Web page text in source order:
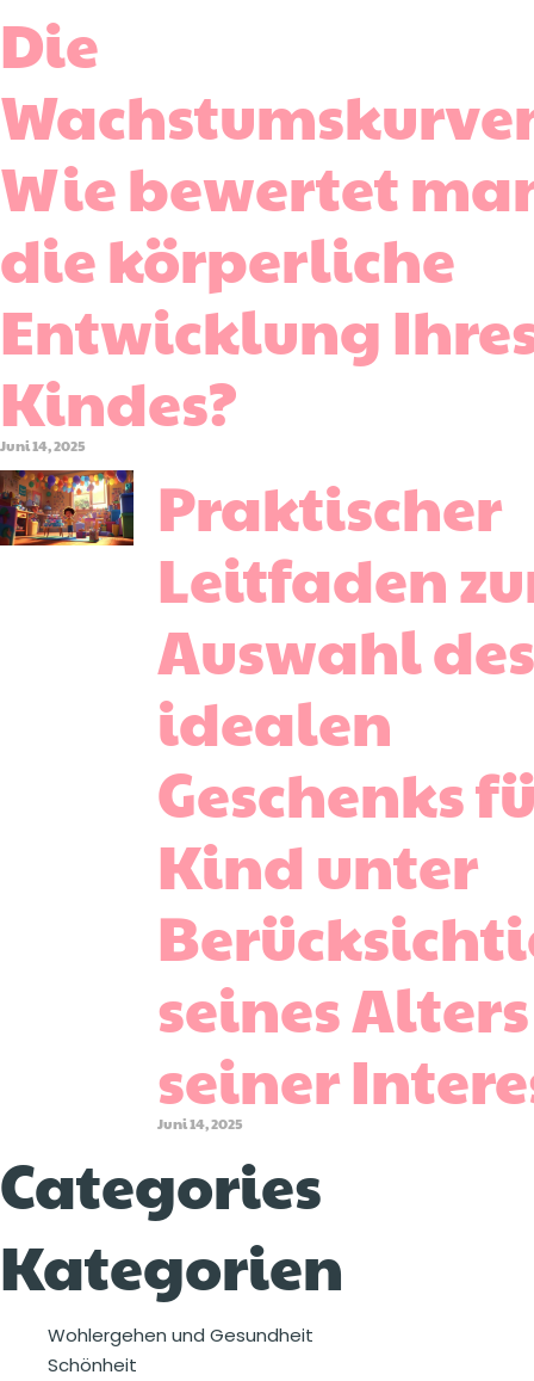
Die
Wie bewertet
die körperliche
Entwicklung
Kindes?
Juni 14, 2025
Praktischer
Leitfaden
Auswahl des
idealen
Geschenks
Kind unter
seines
seiner
Juni 14, 2025
Categories
Kategorien
Wohlergehen und Gesundheit
Schönheit